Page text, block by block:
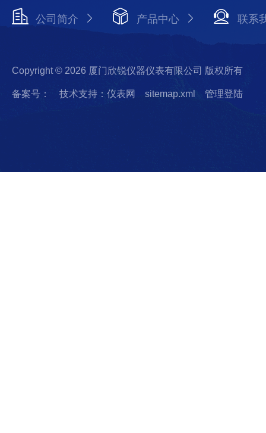
公司简介 产品中心 联系
Copyright © 2026 厦门欣锐仪器仪表有限公司 版权所有
备案号： 技术支持：仪表网 sitemap.xml 管理登陆